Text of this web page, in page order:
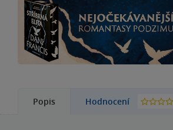
Popis Hodnocení